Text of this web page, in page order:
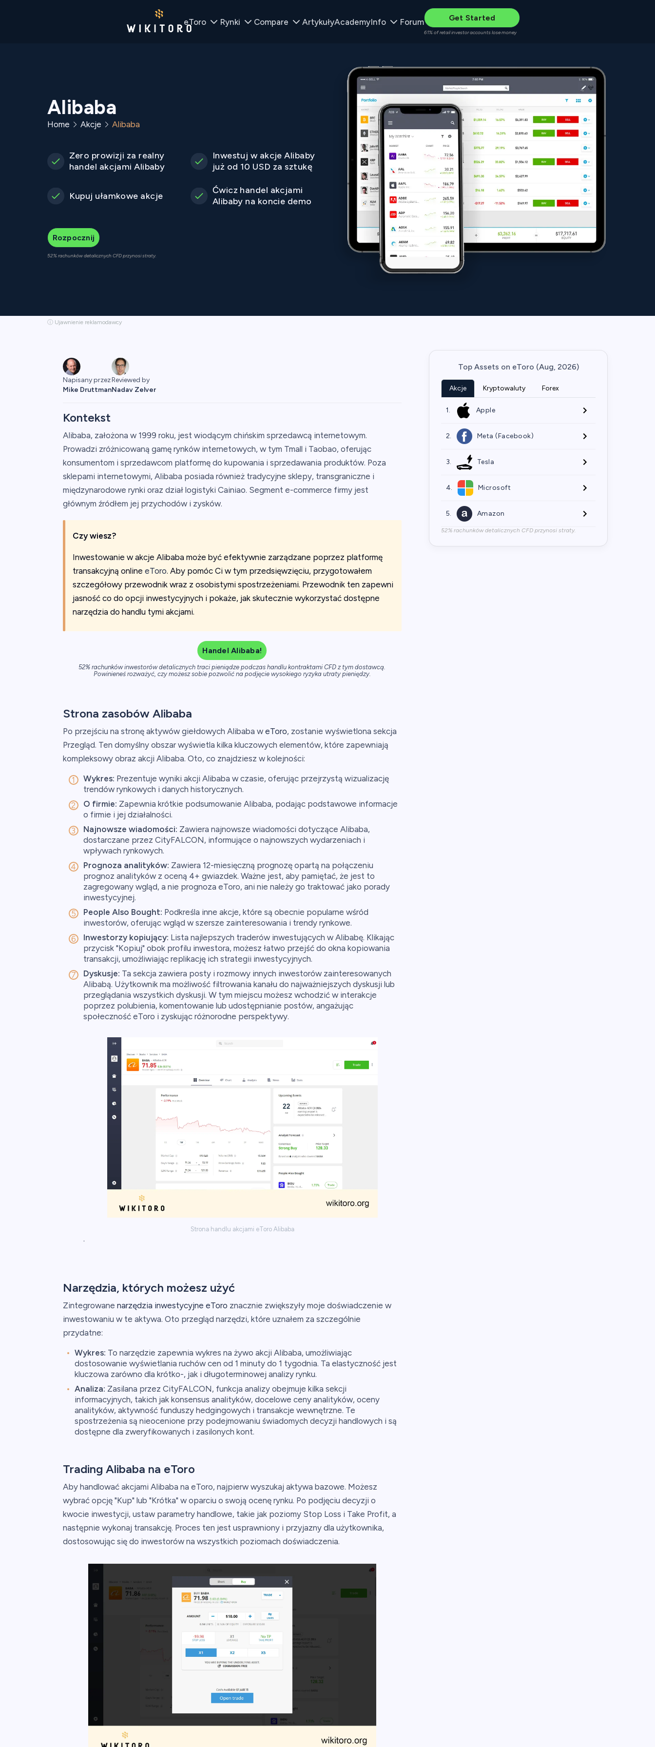
eToro Rynki Compare ArtykułyAcademyInfo Forum Get Started
61% of retail investor accounts lose money
Alibaba
Home Akcje Alibaba
Zero prowizji za realny
handel akcjami Alibaby
Inwestuj w akcje Alibaby
już od 10 USD za sztukę
Kupuj ułamkowe akcje
Ćwicz handel akcjami
Alibaby na koncie demo
Rozpocznij
52% rachunków detalicznych CFD przynosi straty.
ⓘ Ujawnienie reklamodawcy
Napisany przez
Mike Druttman
Reviewed by
Nadav Zelver
Kontekst
Alibaba, założona w 1999 roku, jest wiodącym chińskim sprzedawcą internetowym.
Prowadzi zróżnicowaną gamę rynków internetowych, w tym Tmall i Taobao, oferując
konsumentom i sprzedawcom platformę do kupowania i sprzedawania produktów. Poza
sklepami internetowymi, Alibaba posiada również tradycyjne sklepy, transgraniczne i
międzynarodowe rynki oraz dział logistyki Cainiao. Segment e-commerce firmy jest
głównym źródłem jej przychodów i zysków.
Czy wiesz?
Inwestowanie w akcje Alibaba może być efektywnie zarządzane poprzez platformę
transakcyjną online eToro. Aby pomóc Ci w tym przedsięwzięciu, przygotowałem
szczegółowy przewodnik wraz z osobistymi spostrzeżeniami. Przewodnik ten zapewni
jasność co do opcji inwestycyjnych i pokaże, jak skutecznie wykorzystać dostępne
narzędzia do handlu tymi akcjami.
Handel Alibaba!
52% rachunków inwestorów detalicznych traci pieniądze podczas handlu kontraktami CFD z tym dostawcą.
Powinieneś rozważyć, czy możesz sobie pozwolić na podjęcie wysokiego ryzyka utraty pieniędzy.
Strona zasobów Alibaba
Po przejściu na stronę aktywów giełdowych Alibaba w eToro, zostanie wyświetlona sekcja
Przegląd. Ten domyślny obszar wyświetla kilka kluczowych elementów, które zapewniają
kompleksowy obraz akcji Alibaba. Oto, co znajdziesz w kolejności:
Wykres: Prezentuje wyniki akcji Alibaba w czasie, oferując przejrzystą wizualizację
trendów rynkowych i danych historycznych.
O firmie: Zapewnia krótkie podsumowanie Alibaba, podając podstawowe informacje
o firmie i jej działalności.
Najnowsze wiadomości: Zawiera najnowsze wiadomości dotyczące Alibaba,
dostarczane przez CityFALCON, informujące o najnowszych wydarzeniach i
wpływach rynkowych.
Prognoza analityków: Zawiera 12-miesięczną prognozę opartą na połączeniu
prognoz analityków z oceną 4+ gwiazdek. Ważne jest, aby pamiętać, że jest to
zagregowany wgląd, a nie prognoza eToro, ani nie należy go traktować jako porady
inwestycyjnej.
People Also Bought: Podkreśla inne akcje, które są obecnie popularne wśród
inwestorów, oferując wgląd w szersze zainteresowania i trendy rynkowe.
Inwestorzy kopiujący: Lista najlepszych traderów inwestujących w Alibabę. Klikając
przycisk "Kopiuj" obok profilu inwestora, możesz łatwo przejść do okna kopiowania
transakcji, umożliwiając replikację ich strategii inwestycyjnych.
Dyskusje: Ta sekcja zawiera posty i rozmowy innych inwestorów zainteresowanych
Alibabą. Użytkownik ma możliwość filtrowania kanału do najważniejszych dyskusji lub
przeglądania wszystkich dyskusji. W tym miejscu możesz wchodzić w interakcje
poprzez polubienia, komentowanie lub udostępnianie postów, angażując
społeczność eToro i zyskując różnorodne perspektywy.
Strona handlu akcjami eToro Alibaba
.
Narzędzia, których możesz użyć
Zintegrowane narzędzia inwestycyjne eToro znacznie zwiększyły moje doświadczenie w
inwestowaniu w te aktywa. Oto przegląd narzędzi, które uznałem za szczególnie
przydatne:
Wykres: To narzędzie zapewnia wykres na żywo akcji Alibaba, umożliwiając
dostosowanie wyświetlania ruchów cen od 1 minuty do 1 tygodnia. Ta elastyczność jest
kluczowa zarówno dla krótko-, jak i długoterminowej analizy rynku.
Analiza: Zasilana przez CityFALCON, funkcja analizy obejmuje kilka sekcji
informacyjnych, takich jak konsensus analityków, docelowe ceny analityków, oceny
analityków, aktywność funduszy hedgingowych i transakcje wewnętrzne. Te
spostrzeżenia są nieocenione przy podejmowaniu świadomych decyzji handlowych i są
dostępne dla zweryfikowanych i zasilonych kont.
Trading Alibaba na eToro
Aby handlować akcjami Alibaba na eToro, najpierw wyszukaj aktywa bazowe. Możesz
wybrać opcję "Kup" lub "Krótka" w oparciu o swoją ocenę rynku. Po podjęciu decyzji o
kwocie inwestycji, ustaw parametry handlowe, takie jak poziomy Stop Loss i Take Profit, a
następnie wykonaj transakcję. Proces ten jest usprawniony i przyjazny dla użytkownika,
dostosowując się do inwestorów na wszystkich poziomach doświadczenia.
Top Assets on eToro (Aug, 2026)
Akcje Kryptowaluty Forex
1. Apple
2. Meta (Facebook)
3. Tesla
4. Microsoft
5. Amazon
52% rachunków detalicznych CFD przynosi straty.